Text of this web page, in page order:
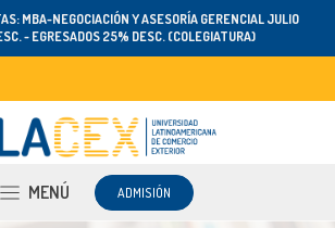
MBA-NEGOCIACIÓN Y ASESORÍA GERENCIAL JULIO
- EGRESADOS 25% DESC. (COLEGIATURA)
MENÚ ADMISIÓN